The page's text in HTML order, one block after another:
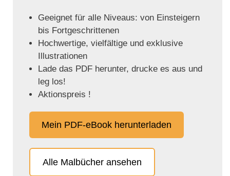
Geeignet für alle Niveaus: von Einsteigern
bis Fortgeschrittenen
Hochwertige, vielfältige und exklusive
Illustrationen
Lade das PDF herunter, drucke es aus und
leg los!
Aktionspreis !
Mein PDF-eBook herunterladen
Alle Malbücher ansehen